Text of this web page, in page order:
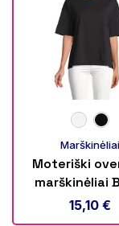
Marškinėliai
Moteriški
marškinėliai
WOMEN
15,10 €